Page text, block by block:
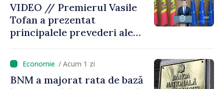
VIDEO // Premierul Vasile
Tofan a prezentat
principalele prevederi ale
2027
/ Acum 1 zi
BNM a majorat rata de bază